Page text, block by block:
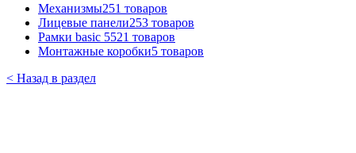
Механизмы251 товаров
Лицевые панели253 товаров
Рамки basic 5521 товаров
Монтажные коробки5 товаров
< Назад в раздел